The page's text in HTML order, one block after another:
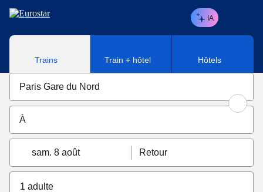
Aller au contenu principal
IA
Trains Train + hôtel Hôtels
sam. 8 août Retour
1 adulte